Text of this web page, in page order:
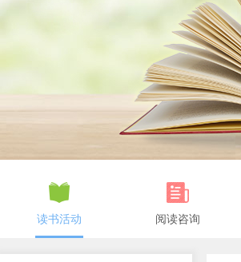
读书活动 阅读咨询